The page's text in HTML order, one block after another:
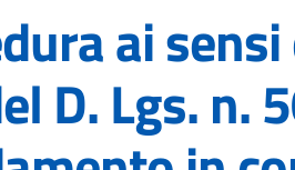
ai
D. Lgs. n.